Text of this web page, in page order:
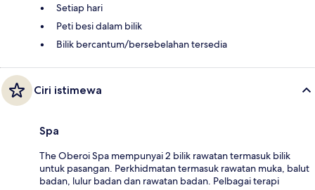
Setiap hari
Peti besi dalam bilik
Bilik bercantum/bersebelahan tersedia
Ciri istimewa
Spa
The Oberoi Spa mempunyai 2 bilik rawatan termasuk bilik
untuk pasangan. Perkhidmatan termasuk rawatan muka, balut
badan, lulur badan dan rawatan badan. Pelbagai terapi